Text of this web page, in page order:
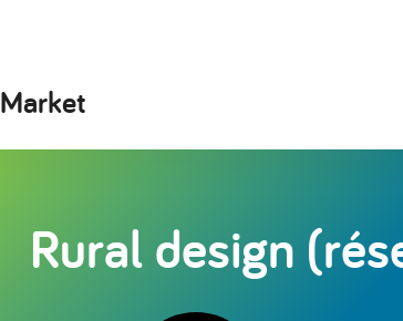
Market
Rural design